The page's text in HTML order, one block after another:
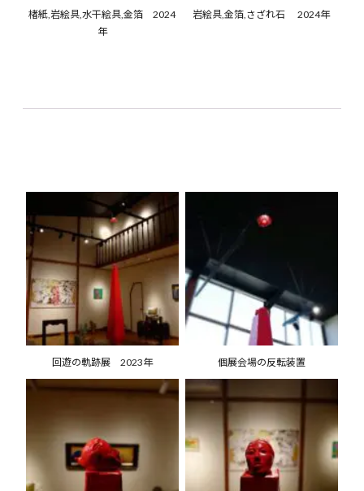
楮紙,岩絵具,水干絵具,金箔 2024
年
岩絵具,金箔,さざれ石 2024年
回遊の軌跡展 2023年 個展会場の反転装置